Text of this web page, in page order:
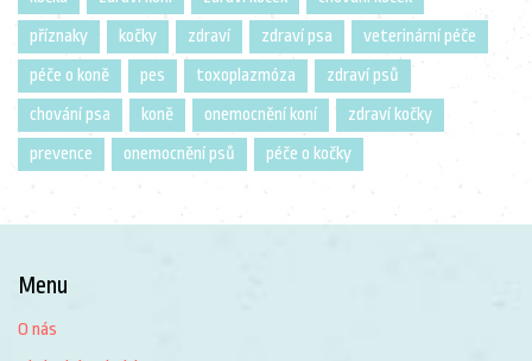
příznaky
kočky zdraví zdraví psa
veterinární péče
péče o koně
pes toxoplazmóza
zdraví psů
chování psa
koně onemocnění koní
zdraví kočky
prevence
onemocnění psů péče o kočky
Menu
O nás